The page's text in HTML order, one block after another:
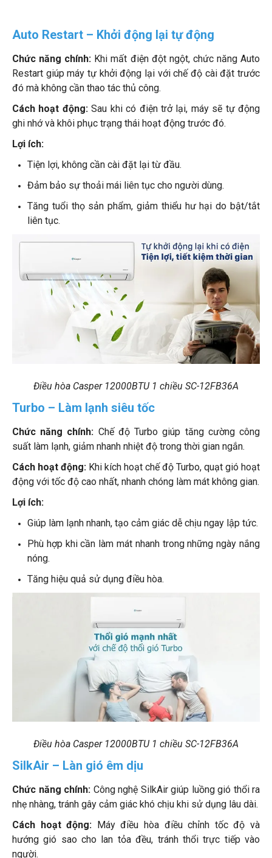
Auto Restart – Khởi động lại tự động
Chức năng chính: Khi mất điện đột ngột, chức năng Auto
Restart giúp máy tự khởi động lại với chế độ cài đặt trước
đó mà không cần thao tác thủ công.
Cách hoạt động:Sau khi có điện trở lại, máy sẽ tự động
ghi nhớ và khôi phục trạng thái hoạt động trước đó.
Lợi ích:
Tiện lợi, không cần cài đặt lại từ đầu.
Đảm bảo sự thoải mái liên tục cho người dùng.
Tăng tuổi thọ sản phẩm, giảm thiểu hư hại do bật/tắt
liên tục.
Điều hòa Casper 12000BTU 1 chiều SC-12FB36A
Turbo – Làm lạnh siêu tốc
Chức năng chính: Chế độ Turbo giúp tăng cường công
suất làm lạnh, giảm nhanh nhiệt độ trong thời gian ngắn.
Cách hoạt động: Khi kích hoạt chế độ Turbo, quạt gió hoạt
động với tốc độ cao nhất, nhanh chóng làm mát không gian.
Lợi ích:
Giúp làm lạnh nhanh, tạo cảm giác dễ chịu ngay lập tức.
Phù hợp khi cần làm mát nhanh trong những ngày nắng
nóng.
Tăng hiệu quả sử dụng điều hòa.
Điều hòa Casper 12000BTU 1 chiều SC-12FB36A
SilkAir – Làn gió êm dịu
Chức năng chính: Công nghệ SilkAir giúp luồng gió thổi ra
nhẹ nhàng, tránh gây cảm giác khó chịu khi sử dụng lâu dài.
Cách hoạt động: Máy điều hòa điều chỉnh tốc độ và
hướng gió sao cho lan tỏa đều, tránh thổi trực tiếp vào
người.